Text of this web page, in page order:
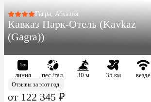
Гагра, Абхазия
Кавказ Парк-Отель (Kavkaz
(Gagra))
линия пес./гал. 30 м 35 км
везде
Отзывы за этот год
от 122 345 ₽